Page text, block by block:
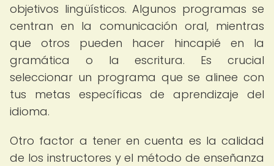
objetivos lingüísticos. Algunos programas se
centran en la comunicación oral, mientras
que otros pueden hacer hincapié en la
gramática o la escritura. Es crucial
seleccionar un programa que se alinee con
tus metas específicas de aprendizaje del
idioma.
Otro factor a tener en cuenta es la calidad
de los instructores y el método de enseñanza